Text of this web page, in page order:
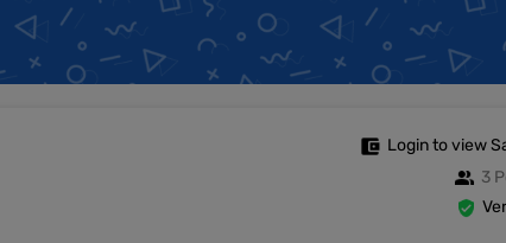
Login to view
3